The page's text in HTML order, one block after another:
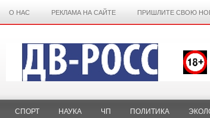
О НАС РЕКЛАМА НА САЙТЕ ПРИШЛИТЕ СВОЮ
СПОРТ НАУКА ЧП ПОЛИТИКА